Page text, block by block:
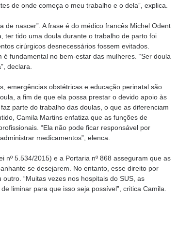
de onde começa o meu trabalho e o dela”, explica.
nascer”. A frase é do médico francês Michel Odent
ter tido uma doula durante o trabalho de parto foi
cirúrgicos desnecessários fossem evitados.
fundamental no bem-estar das mulheres. “Ser doula
declara.
emergências obstétricas e educação perinatal são
a fim de que ela possa prestar o devido apoio às
parte do trabalho das doulas, o que as diferenciam
Camila Martins enfatiza que as funções de
“Ela não pode ficar responsável por
medicamentos”, elenca.
nº 5.534/2015) e a Portaria nº 868 asseguram que as
se desejarem. No entanto, esse direito por
“Muitas vezes nos hospitais do SUS, as
liminar para que isso seja possível”, critica Camila.